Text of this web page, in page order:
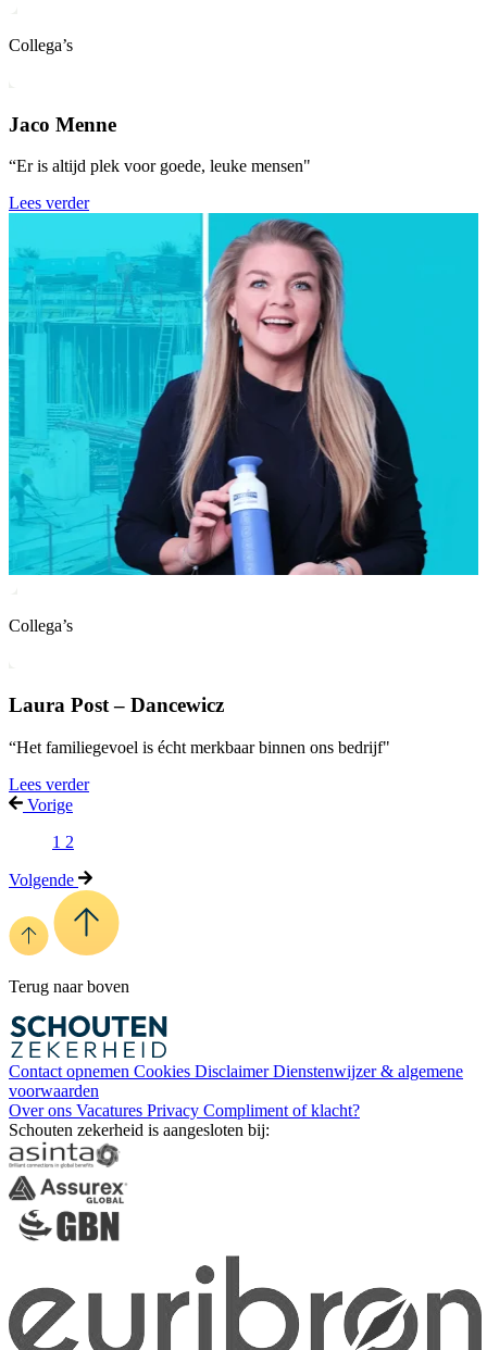
Collega’s
Jaco Menne
“Er is altijd plek voor goede, leuke mensen"
Lees verder
Collega’s
Laura Post – Dancewicz
“Het familiegevoel is écht merkbaar binnen ons bedrijf"
Lees verder
Vorige
1 2
Volgende
Terug naar boven
Contact opnemen Cookies DisclaimerDienstenwijzer & algemene
voorwaarden
Over ons Vacatures Privacy Compliment of klacht?
Schouten zekerheid is aangesloten bij: